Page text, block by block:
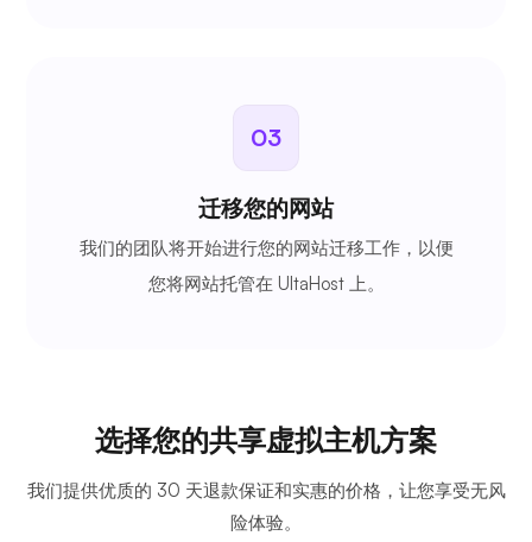
03
迁移您的网站
我们的团队将开始进行您的网站迁移工作，以便
您将网站托管在 UltaHost 上。
选择您的共享虚拟主机方案
我们提供优质的 30 天退款保证和实惠的价格，让您享受无风
险体验。